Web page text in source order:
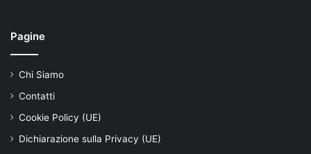
Pagine
Chi Siamo
Contatti
Cookie Policy (UE)
Dichiarazione sulla Privacy (UE)